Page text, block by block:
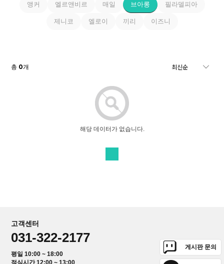
앵커 엘르앤비르 매일 브아롱 필라델피아
제니코 엘로이 끼리 이즈니
총 0개
해당 데이터가 없습니다.
고객센터
031-322-2177
평일 10:00 ~ 18:00
점심시간 12:00 ~ 13:00
게시판 문의